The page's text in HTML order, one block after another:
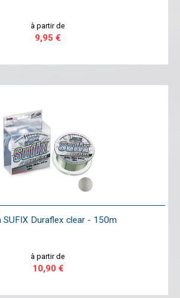
à partir de
9,95 €
SUFIX Duraflex clear - 150m
à partir de
10,90 €